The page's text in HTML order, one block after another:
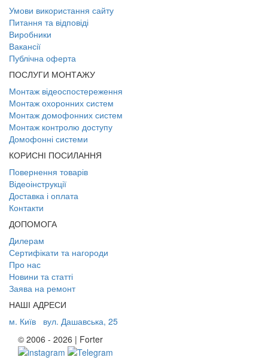
Умови використання сайту
Питання та відповіді
Виробники
Вакансії
Публічна оферта
ПОСЛУГИ МОНТАЖУ
Монтаж відеоспостереження
Монтаж охоронних систем
Монтаж домофонних систем
Монтаж контролю доступу
Домофонні системи
КОРИСНІ ПОСИЛАННЯ
Повернення товарів
Відеоінструкції
Доставка і оплата
Контакти
ДОПОМОГА
Дилерам
Сертифікати та нагороди
Про нас
Новини та статті
Заява на ремонт
НАШІ АДРЕСИ
м. Київ
вул. Дашавська, 25
© 2006 - 2026 | Forter